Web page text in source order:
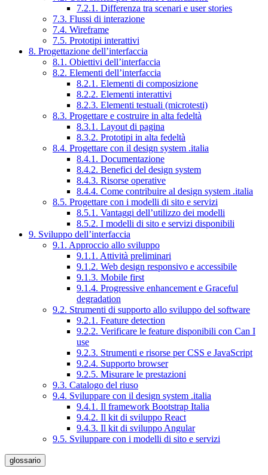
7.2.1. Differenza tra scenari e user stories
7.3. Flussi di interazione
7.4. Wireframe
7.5. Prototipi interattivi
8. Progettazione dell’interfaccia
8.1. Obiettivi dell’interfaccia
8.2. Elementi dell’interfaccia
8.2.1. Elementi di composizione
8.2.2. Elementi interattivi
8.2.3. Elementi testuali (microtesti)
8.3. Progettare e costruire in alta fedeltà
8.3.1. Layout di pagina
8.3.2. Prototipi in alta fedeltà
8.4. Progettare con il design system .italia
8.4.1. Documentazione
8.4.2. Benefici del design system
8.4.3. Risorse operative
8.4.4. Come contribuire al design system .italia
8.5. Progettare con i modelli di sito e servizi
8.5.1. Vantaggi dell’utilizzo dei modelli
8.5.2. I modelli di sito e servizi disponibili
9. Sviluppo dell’interfaccia
9.1. Approccio allo sviluppo
9.1.1. Attività preliminari
9.1.2. Web design responsivo e accessibile
9.1.3. Mobile first
9.1.4. Progressive enhancement e Graceful
degradation
9.2. Strumenti di supporto allo sviluppo del software
9.2.1. Feature detection
9.2.2. Verificare le feature disponibili con Can I
use
9.2.3. Strumenti e risorse per CSS e JavaScript
9.2.4. Supporto browser
9.2.5. Misurare le prestazioni
9.3. Catalogo del riuso
9.4. Sviluppare con il design system .italia
9.4.1. Il framework Bootstrap Italia
9.4.2. Il kit di sviluppo React
9.4.3. Il kit di sviluppo Angular
9.5. Sviluppare con i modelli di sito e servizi
glossario